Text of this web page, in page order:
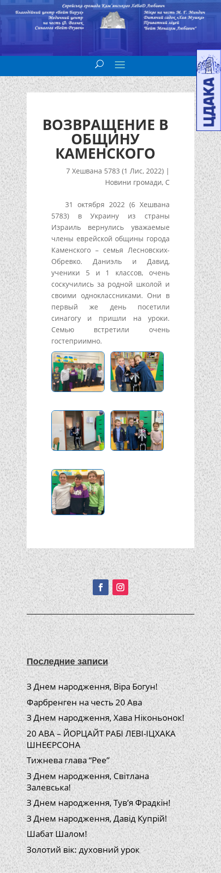
ВОЗВРАЩЕНИЕ В
ОБЩИНУ
КАМЕНСКОГО
7 Хешвана 5783 (1 Лис, 2022) |
Новини громади, С
31 октября 2022 (6 Хешвана
5783) в Украину из страны
Израиль вернулись уважаемые
члены еврейской общины города
Каменского – семья Лесновских-
Обревко. Даниэль и Давид,
ученики 5 и 1 классов, очень
соскучились за родной школой и
своими одноклассниками. Они в
первый же день посетили
синагогу и пришли на уроки.
Семью встретили очень
гостеприимно.
Подписывайтесь!
Последние записи
З Днем народження, Віра Богун!
Фарбренген на честь 20 Ава
З Днем народження, Хава Ніконьонок!
20 АВА – ЙОРЦАЙТ РАБІ ЛЕВІ-ІЦХАКА
ШНЕЄРСОНА
Тижнева глава “Рее”
З Днем народження, Світлана
Залевська!
З Днем народження, Тув’я Фрадкін!
З Днем народження, Давід Купрій!
Шабат Шалом!
Золотий вік: духовний урок